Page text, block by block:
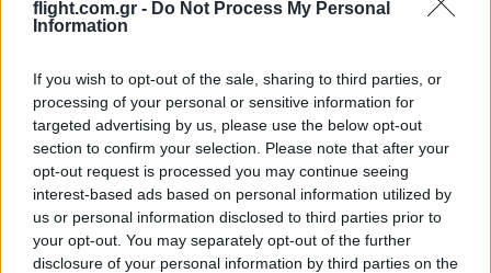
flight.com.gr - Do Not Process My Personal
Information
If you wish to opt-out of the sale, sharing to third parties, or
processing of your personal or sensitive information for
targeted advertising by us, please use the below opt-out
section to confirm your selection. Please note that after your
opt-out request is processed you may continue seeing
interest-based ads based on personal information utilized by
us or personal information disclosed to third parties prior to
your opt-out. You may separately opt-out of the further
disclosure of your personal information by third parties on the
εξυπηρετήσει και επιπλέον παραγγελίες αλλά και να παρέχει FOS.
αυτός καταρρίπτεται λόγω της πρόσκτησης των Marder (που θα
βέβαια υποστήριξη και εκσυγχρονισμό).
Αν η λογική έχει να κάνει με την ταχύτητα παραγγελίας, αυτό
των Marder.
Αν η λογική απόρριψης οφείλεται σε γεωπολιτικούς λόγους ή
προηγούμενη κακή εμπειρία με τις Γερμανικές εταιρίες, η
ότι δεν μπορείς να μην συνεργάζεσαι με την μεγαλύτερη